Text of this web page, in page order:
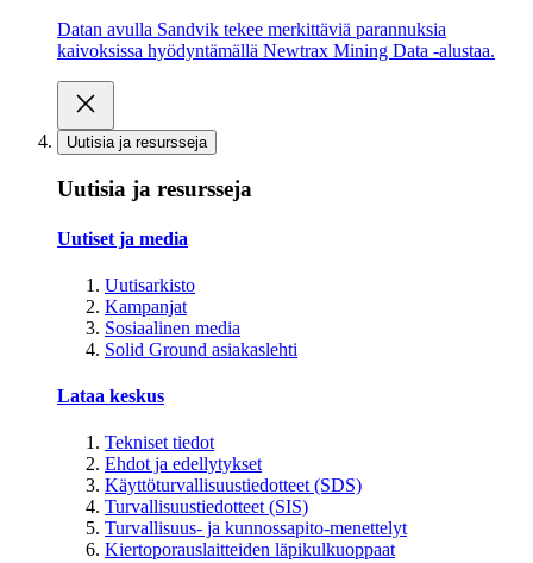
Datan avulla Sandvik tekee merkittäviä parannuksia
kaivoksissa hyödyntämällä Newtrax Mining Data -alustaa.
Uutisia ja resursseja
Uutisia ja resursseja
Uutiset ja media
Uutisarkisto
Kampanjat
Sosiaalinen media
Solid Ground asiakaslehti
Lataa keskus
Tekniset tiedot
Ehdot ja edellytykset
Käyttöturvallisuustiedotteet (SDS)
Turvallisuustiedotteet (SIS)
Turvallisuus- ja kunnossapito-menettelyt
Kiertoporauslaitteiden läpikulkuoppaat